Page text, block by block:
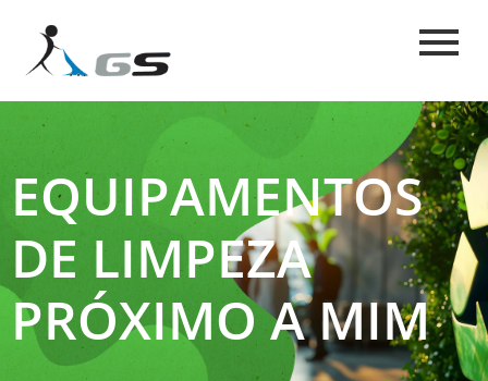
EQUIPAMENTOS
DE LIMPEZA
PRÓXIMO A MIM